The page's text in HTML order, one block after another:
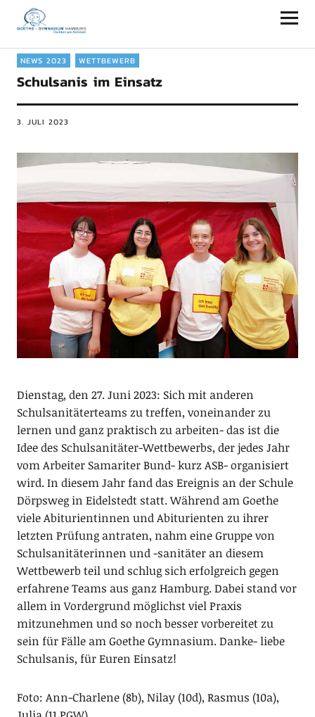
Goethe-Gymnasium Hamburg
NEWS 2023 WETTBEWERB
Schulsanis im Einsatz
3. JULI 2023
Dienstag, den 27. Juni 2023: Sich mit anderen
Schulsanitäterteams zu treffen, voneinander zu
lernen und ganz praktisch zu arbeiten- das ist die
Idee des Schulsanitäter-Wettbewerbs, der jedes Jahr
vom Arbeiter Samariter Bund- kurz ASB- organisiert
wird. In diesem Jahr fand das Ereignis an der Schule
Dörpsweg in Eidelstedt statt. Während am Goethe
viele Abiturientinnen und Abiturienten zu ihrer
letzten Prüfung antraten, nahm eine Gruppe von
Schulsanitäterinnen und -sanitäter an diesem
Wettbewerb teil und schlug sich erfolgreich gegen
erfahrene Teams aus ganz Hamburg. Dabei stand vor
allem in Vordergrund möglichst viel Praxis
mitzunehmen und so noch besser vorbereitet zu
sein für Fälle am Goethe Gymnasium. Danke- liebe
Schulsanis, für Euren Einsatz!
Foto: Ann-Charlene (8b), Nilay (10d), Rasmus (10a),